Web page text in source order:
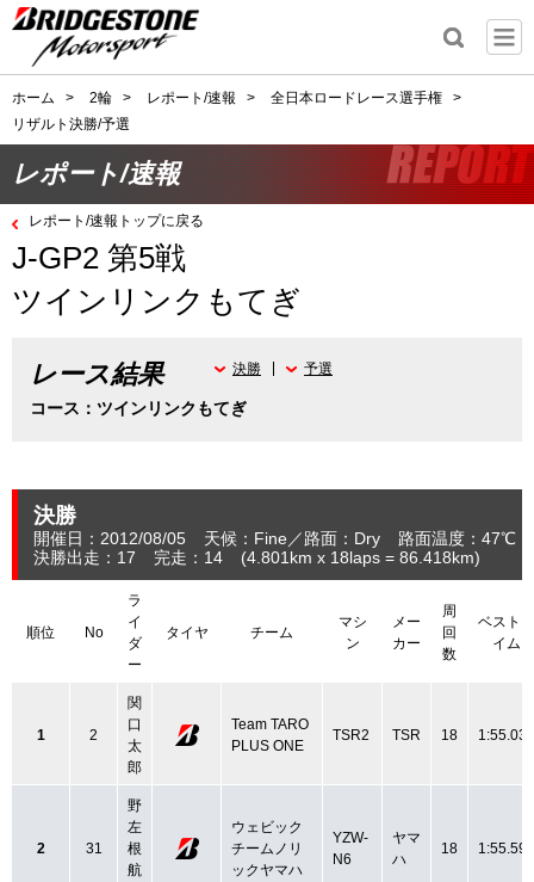
ホーム > 2輪 > レポート/速報 > 全日本ロードレース選手権
>
リザルト決勝/予選
レポート/速報
レポート/速報トップに戻る
J-GP2 第5戦
ツインリンクもてぎ
レース結果
コース：ツインリンクもてぎ
決勝 予選
決勝
開催日：2012/08/05 天候：Fine 路面：Dry
路面温度：47℃
決勝出走：17
完走：14 (4.801 km x 18laps = 86.418km)
順位 No
ラ
イ
ダ
ー
タイヤ チーム
マシ
ン
メー
カー
周
回
数
ベストタ
イム
1 2
関
口
太
郎
Team TARO
PLUS ONE
TSR2 TSR 18 1:55.032
2 31
野
左
根
航
ウェビック
チームノリ
ックヤマハ
YZW-
N6
ヤマ
ハ
18 1:55.594